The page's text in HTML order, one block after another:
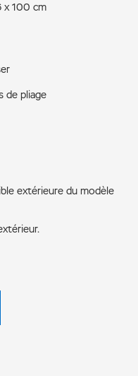
x 100 cm
de pliage
extérieure du modèle